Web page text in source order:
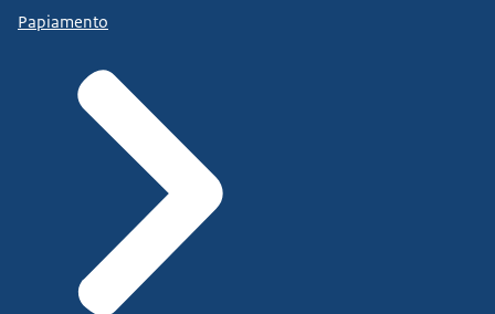
Papiamento